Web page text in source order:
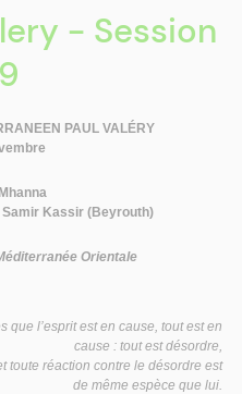
- Session
PAUL VALÉRY
Samir Kassir (Beyrouth)
Orientale
que l’esprit est en cause, tout est en
cause : tout est désordre,
toute réaction contre le désordre est
de même espèce que lui.